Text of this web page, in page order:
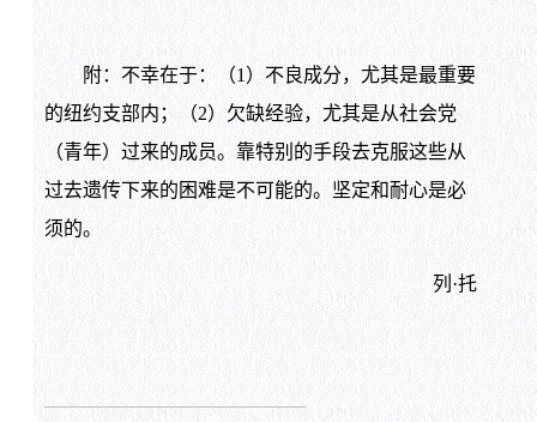
附：不幸在于：（1）不良成分，尤其是最重要
的纽约支部内；（2）欠缺经验，尤其是从社会党
（青年）过来的成员。靠特别的手段去克服这些从
过去遗传下来的困难是不可能的。坚定和耐心是必
须的。
列·托